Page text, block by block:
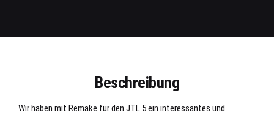
Beschreibung
Wir haben mit Remake für den JTL 5 ein interessantes und